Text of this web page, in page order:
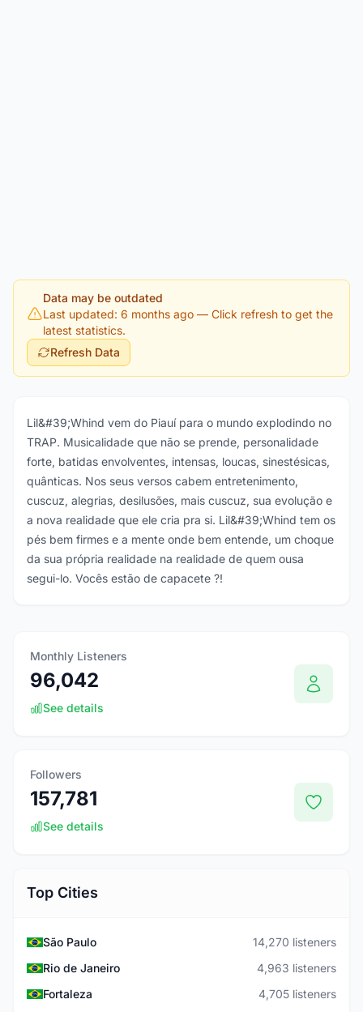
Data may be outdated
Last updated: 6 months ago — Click refresh to get the
latest statistics.
Refresh Data
Lil&#39;Whind vem do Piauí para o mundo explodindo no
TRAP. Musicalidade que não se prende, personalidade
forte, batidas envolventes, intensas, loucas, sinestésicas,
quânticas. Nos seus versos cabem entretenimento,
cuscuz, alegrias, desilusões, mais cuscuz, sua evolução e
a nova realidade que ele cria pra si. Lil&#39;Whind tem os
pés bem firmes e a mente onde bem entende, um choque
da sua própria realidade na realidade de quem ousa
segui-lo. Vocês estão de capacete ?!
Monthly Listeners
96,042
See details
Followers
157,781
See details
Top Cities
São Paulo
14,270 listeners
Rio de Janeiro
4,963 listeners
Fortaleza
4,705 listeners